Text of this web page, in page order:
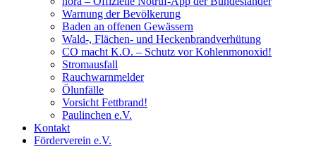
Warnung der Bevölkerung
Baden an offenen Gewässern
Wald-, Flächen- und Heckenbrandverhütung
CO macht K.O. – Schutz vor Kohlenmonoxid!
Stromausfall
Rauchwarnmelder
Ölunfälle
Vorsicht Fettbrand!
Paulinchen e.V.
Kontakt
Förderverein e.V.